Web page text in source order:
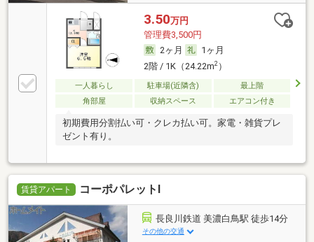
3.50万円
管理費3,500円
2ヶ月
1ヶ月
2階 / 1K（24.22m2）
一人暮らし 駐車場(近隣含)
最上階
角部屋
収納スペース エアコン付き
初期費用分割払い可・クレカ払い可。家電・雑貨プレ
ゼント有り。
賃貸アパート コーポパレットⅠ
長良川鉄道 美濃白鳥駅 徒歩14分
その他の交通